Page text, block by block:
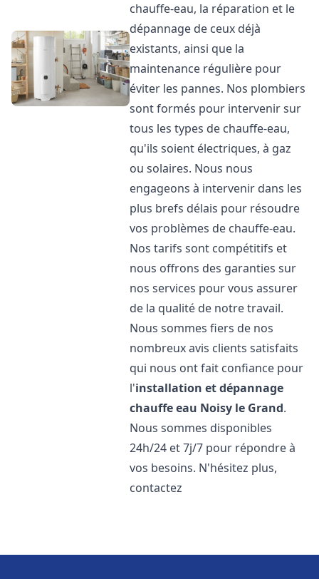
chauffe-eau, la réparation et le
dépannage de ceux déjà
existants, ainsi que la
maintenance régulière pour
éviter les pannes. Nos plombiers
sont formés pour intervenir sur
tous les types de chauffe-eau,
qu'ils soient électriques, à gaz
ou solaires. Nous nous
engageons à intervenir dans les
plus brefs délais pour résoudre
vos problèmes de chauffe-eau.
Nos tarifs sont compétitifs et
nous offrons des garanties sur
nos services pour vous assurer
de la qualité de notre travail.
Nous sommes fiers de nos
nombreux avis clients satisfaits
qui nous ont fait confiance pour
l'installation et dépannage
chauffe eau Noisy le Grand.
Nous sommes disponibles
24h/24 et 7j/7 pour répondre à
vos besoins. N'hésitez plus,
contactez